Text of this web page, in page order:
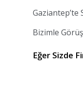
Gaziantep’te
Bizimle
Eğer Sizde